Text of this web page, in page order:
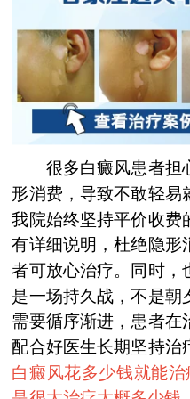
很多白癜风患者担
形消费，导致不敢轻易
我院始终坚持平价收费
有详细说明，杜绝隐形
者可放心治疗。同时，
是一场持久战，不是朝
需要循序渐进，患者在
配合好医生长期坚持治
白癜风花多少钱就能